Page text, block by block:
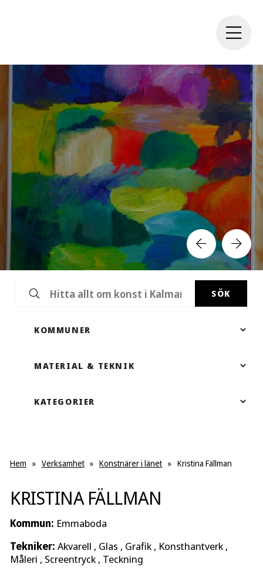
SÖK
Hem » Verksamhet » Konstnärer i länet » Kristina Fällman
KRISTINA FÄLLMAN
Kommun: Emmaboda
Tekniker: Akvarell , Glas , Grafik , Konsthantverk ,
Måleri , Screentryck , Teckning